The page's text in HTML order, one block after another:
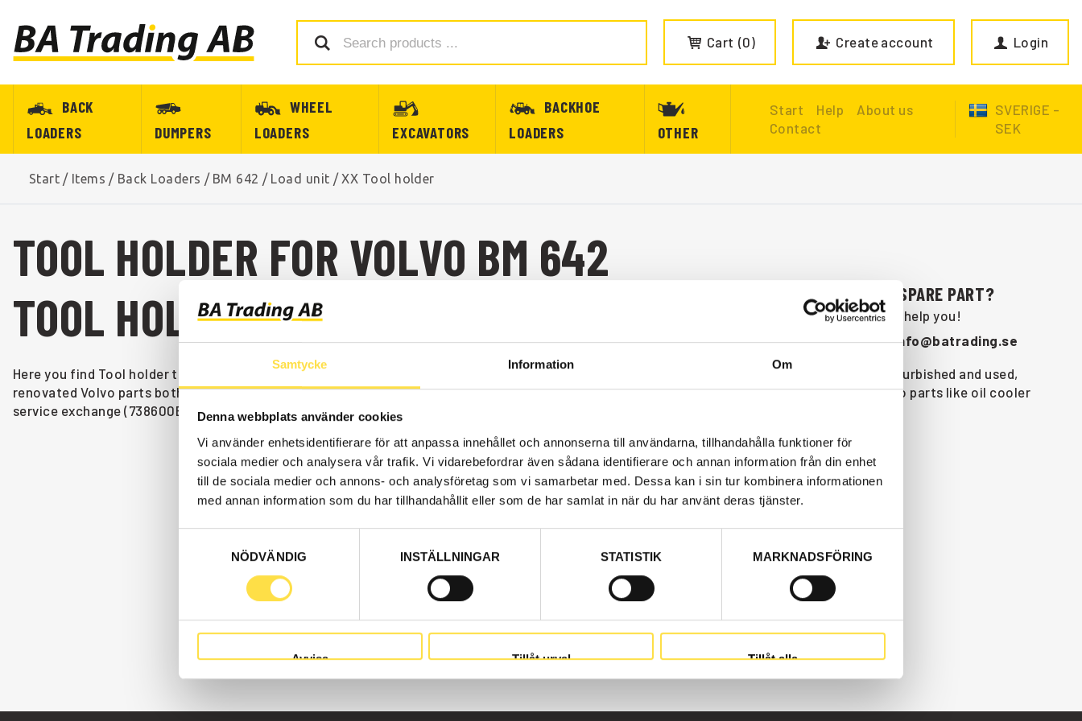
Samtycke Information Om
Denna webbplats använder cookies
Vi använder enhetsidentifierare för att anpassa innehållet och annonserna till användarna, tillhandahålla funktioner för
sociala medier och analysera vår trafik. Vi vidarebefordrar även sådana identifierare och annan information från din enhet
till de sociala medier och annons- och analysföretag som vi samarbetar med. Dessa kan i sin tur kombinera informationen
med annan information som du har tillhandahållit eller som de har samlat in när du har använt deras tjänster.
NÖDVÄNDIG
INSTÄLLNINGAR STATISTIK MARKNADSFÖRING
Avvisa Tillåt urval Tillåt alla
Cart 0 Create account Login
BACK
LOADERS
DUMPERS
WHEEL
LOADERS
EXCAVATORS
BACKHOE
LOADERS
OTHER
Start Help
About us
Contact
SVERIGE -
SEK
Start / Items / Back Loaders / BM 642 / Load unit / XX Tool holder
TOOL HOLDER FOR VOLVO BM 642
TOOL HOLDER FOR BM 642
ARE YOU MISSING A SPARE PART?
Contact us and we will help you!
+46 (0) 152-32500
info@batrading.se
Here you find Tool holder to BM 642 back loaders as Volvo parts at BA Trading. Our Tool holder for back loaders BM 642 are available as new, refurbished and used,
renovated Volvo parts both as original and non-original. We have Volvo parts to tool holder for all Volvo construction machines and these Volvo parts like oil cooler
service exchange (738600B, TK125B, 4747632, 738600) etc for tool holder that is suitable for Volvo back loaders BM 642.